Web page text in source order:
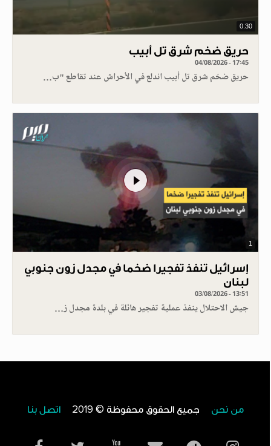
0.30
حريق ضخم شرق تل أبيب
04/08/2026 - 17:45
حريق ضخم شرق تل أبيب اندلع في الأحراش عند تقاطع "ب…
1
إسرائيل تنفذ تفجيرا ضخما في مجدل زون جنوبي
لبنان
03/08/2026 - 13:51
جيش الاحتلال ينفذ عملية تفجير هائلة في بلدة مجدل ز…
من نحن جميع الحقوق محفوظة © 2019 اتصل بنا